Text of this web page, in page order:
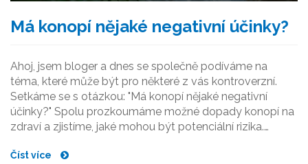
Má konopí nějaké negativní účinky?
Ahoj, jsem bloger a dnes se společně podíváme na
téma, které může být pro některé z vás kontroverzní.
Setkáme se s otázkou: "Má konopí nějaké negativní
účinky?" Spolu prozkoumáme možné dopady konopí na
zdraví a zjistíme, jaké mohou být potenciální rizika.
Číst více